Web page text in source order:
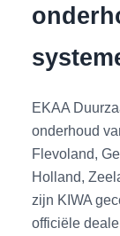
EKAA
onderhoud
Flevoland,
Holland,
zijn KIWA
officiële